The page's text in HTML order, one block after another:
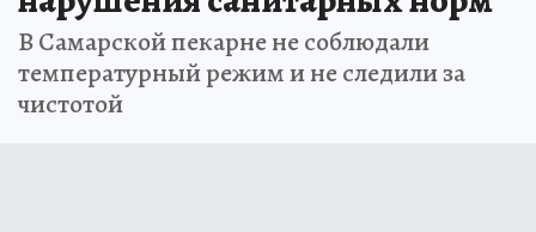
В Самарской пекарне не соблюдали
температурный режим и не следили за
чистотой